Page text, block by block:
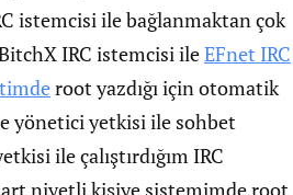
istemcisi ile bağlanmaktan çok
IRC istemcisi ileEFnet IRC
root yazdığı için otomatik
yönetici yetkisi ile sohbet
ile çalıştırdığım IRC
niyetli kişiye sistemimde root